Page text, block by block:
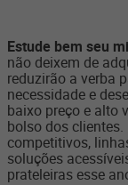
Estude bem seu
não deixem de
reduzirão a verba
necessidade e
baixo preço e alto
bolso dos
competitivos,
soluções
prateleiras esse